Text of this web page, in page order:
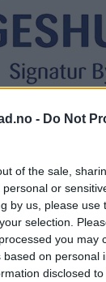
- Do Not
of the sale,
or
by us, please use
selection.
you may
based on personal
disclosed